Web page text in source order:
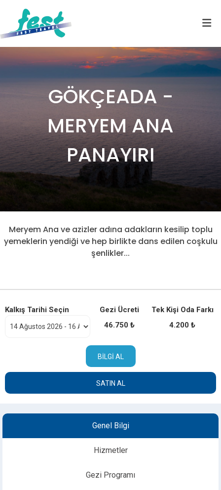
GÖKÇEADA -
MERYEM ANA
PANAYIRI
Meryem Ana ve azizler adına adakların kesilip toplu
yemeklerin yendiği ve hep birlikte dans edilen coşkulu
şenlikler...
Kalkış Tarihi Seçin
Gezi Ücreti
46.750 ₺
Tek Kişi Oda Farkı
4.200 ₺
BILGI AL
SATIN AL
Genel Bilgi
Hizmetler
Gezi Programı